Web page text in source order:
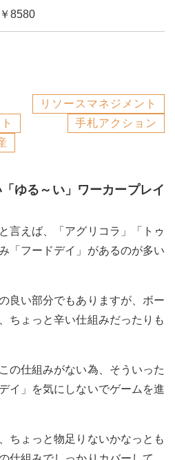
￥8580
リソースマネジメント
手札アクション
「ゆる～い」ワーカープレイ
言えば、「アグリコラ」「トゥ
「フードデイ」があるのが多い
良い部分でもありますが、ボー
ちょっと辛い仕組みだったりも
の仕組みがない為、そういった
イ」を気にしないでゲームを進
ちょっと物足りないかなっとも